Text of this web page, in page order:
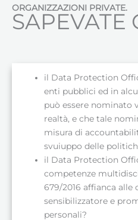
ORGANIZZAZIONI PRIVATE.
SAPEVATE
il Data Protection
enti pubblici ed in
può essere nominato
realtà, e che tale
misura di
svuiuppo delle
il Data Protection
competenze
679/2016 affianca alle
sensibilizzatore e
personali?